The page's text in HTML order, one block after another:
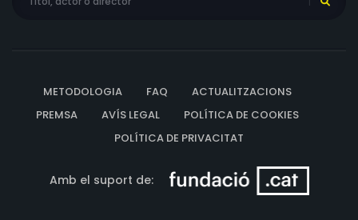
METODOLOGIA FAQ
ACTUALITZACIONS
PREMSA
AVÍS LEGAL
POLÍTICA DE COOKIES
POLÍTICA DE PRIVACITAT
Amb el suport de: